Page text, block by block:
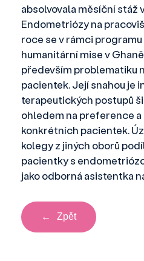
absolvovala měsíční stáž
Endometriózy na
roce se v rámci
humanitární mise v
především problematiku
pacientek. Její snahou je
terapeutických postupů
ohledem na preference
konkrétních pacientek.
kolegy z jiných oborů
pacientky s
jako odborná asistentka
← Zpět